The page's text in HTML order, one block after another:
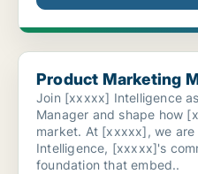
Product Marketing Manager
Product Marketing
Join [xxxxx] Intelligence
Manager and shape how
market. At [xxxxx], we
Intelligence, [xxxxx]'s
foundation that embed..